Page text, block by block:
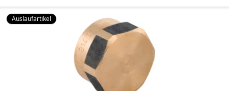
Auslaufartikel